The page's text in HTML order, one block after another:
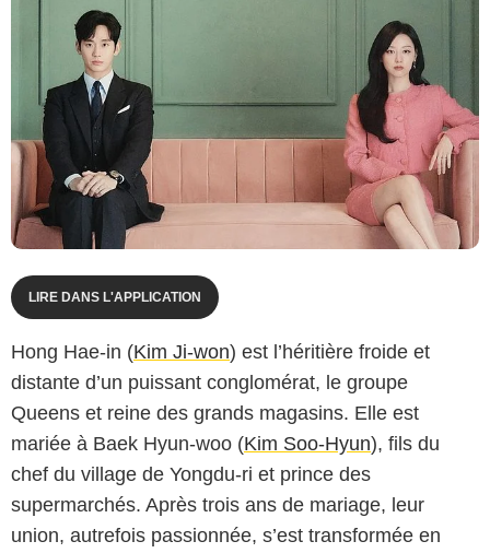
LIRE DANS L'APPLICATION
Hong Hae-in (Kim Ji-won) est l’héritière froide et
distante d’un puissant conglomérat, le groupe
Queens et reine des grands magasins. Elle est
mariée à Baek Hyun-woo (Kim Soo-Hyun), fils du
chef du village de Yongdu-ri et prince des
supermarchés. Après trois ans de mariage, leur
union, autrefois passionnée, s’est transformée en